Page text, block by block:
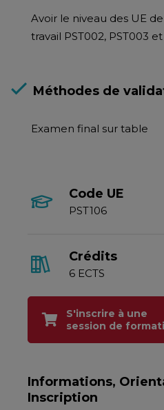
Avoir le niveau des UE
travail PST002, PST003
Méthodes de
Examen final sur table
Code UE
PST106
Crédits
6 ECTS
S'inscrire à une
session de
Informations,
Inscription